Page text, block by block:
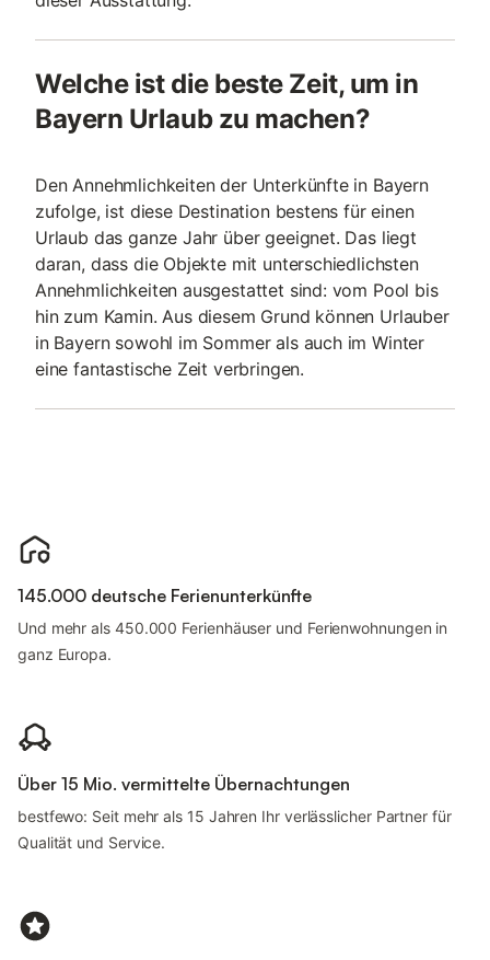
Welche ist die beste Zeit, um in
Bayern Urlaub zu machen?
Den Annehmlichkeiten der Unterkünfte in Bayern
zufolge, ist diese Destination bestens für einen
Urlaub das ganze Jahr über geeignet. Das liegt
daran, dass die Objekte mit unterschiedlichsten
Annehmlichkeiten ausgestattet sind: vom Pool bis
hin zum Kamin. Aus diesem Grund können Urlauber
in Bayern sowohl im Sommer als auch im Winter
eine fantastische Zeit verbringen.
145.000 deutsche Ferienunterkünfte
Und mehr als 450.000 Ferienhäuser und Ferienwohnungen in
ganz Europa.
Über 15 Mio. vermittelte Übernachtungen
bestfewo: Seit mehr als 15 Jahren Ihr verlässlicher Partner für
Qualität und Service.